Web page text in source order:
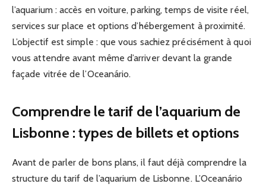
l’aquarium : accès en voiture, parking, temps de visite réel,
services sur place et options d’hébergement à proximité.
L’objectif est simple : que vous sachiez précisément à quoi
vous attendre avant même d’arriver devant la grande
façade vitrée de l’Oceanário.
Comprendre le tarif de l’aquarium de
Lisbonne : types de billets et options
Avant de parler de bons plans, il faut déjà comprendre la
structure du tarif de l’aquarium de Lisbonne. L’Oceanário